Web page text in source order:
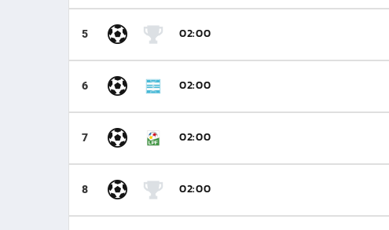
5 02:00
6 02:00
7 02:00
8 02:00